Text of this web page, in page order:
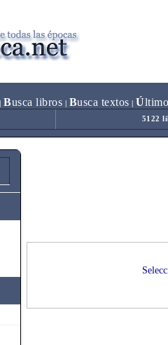
Busca libros Busca textos Ú
5122